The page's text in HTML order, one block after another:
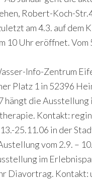
Robert-Koch-
am 4.3. auf
10 Uhr eröffnet.
Info-Zentrum
Platz 1 in 52396
hängt die
Kontakt:
25.11.06 in der
vom 2.9. –
im
Diavortrag. Kontakt: